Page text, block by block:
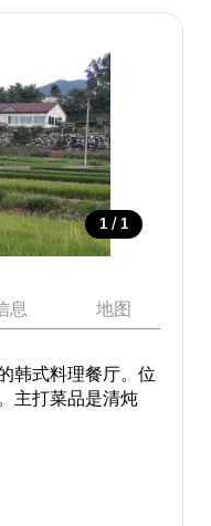
1 / 1
息 地图
韩式料理餐厅。位
主打菜品是清炖